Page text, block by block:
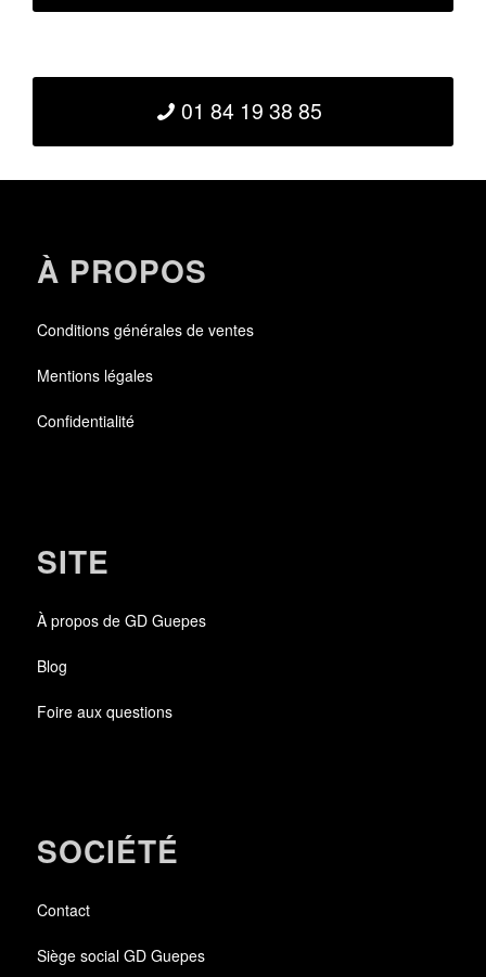
01 84 19 38 85
À PROPOS
Conditions générales de ventes
Mentions légales
Confidentialité
SITE
À propos de GD Guepes
Blog
Foire aux questions
SOCIÉTÉ
Contact
Siège social GD Guepes